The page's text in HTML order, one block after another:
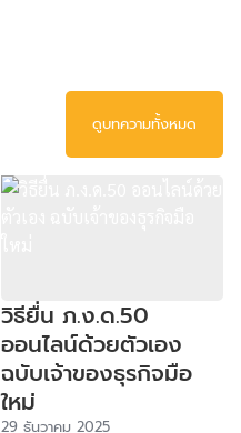
ดูบทความทั้งหมด
วิธียื่น ภ.ง.ด.50
ออนไลน์ด้วยตัวเอง
ฉบับเจ้าของธุรกิจมือ
ใหม่
29 ธันวาคม 2025